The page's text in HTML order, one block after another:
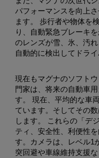
パフォーマンスを向上
ます。 歩行者や物体を
り、自動緊急ブレーキ
のレンズが雪、氷、汚
自動的に検出してドライ
現在もマグナのソフト
門家は、将来の自動車
す。 現在、平均的な車
ています。そしてその
します。 これらの「デ
ティ、安全性、利便性
す。カメラは、レベル1
突回避や車線維持支援